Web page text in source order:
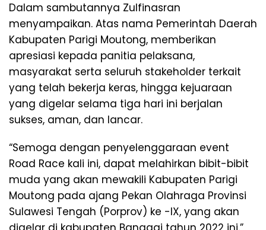
Dalam sambutannya Zulfinasran
menyampaikan. Atas nama Pemerintah Daerah
Kabupaten Parigi Moutong, memberikan
apresiasi kepada panitia pelaksana,
masyarakat serta seluruh stakeholder terkait
yang telah bekerja keras, hingga kejuaraan
yang digelar selama tiga hari ini berjalan
sukses, aman, dan lancar.
“Semoga dengan penyelenggaraan event
Road Race kali ini, dapat melahirkan bibit-bibit
muda yang akan mewakili Kabupaten Parigi
Moutong pada ajang Pekan Olahraga Provinsi
Sulawesi Tengah (Porprov) ke -IX, yang akan